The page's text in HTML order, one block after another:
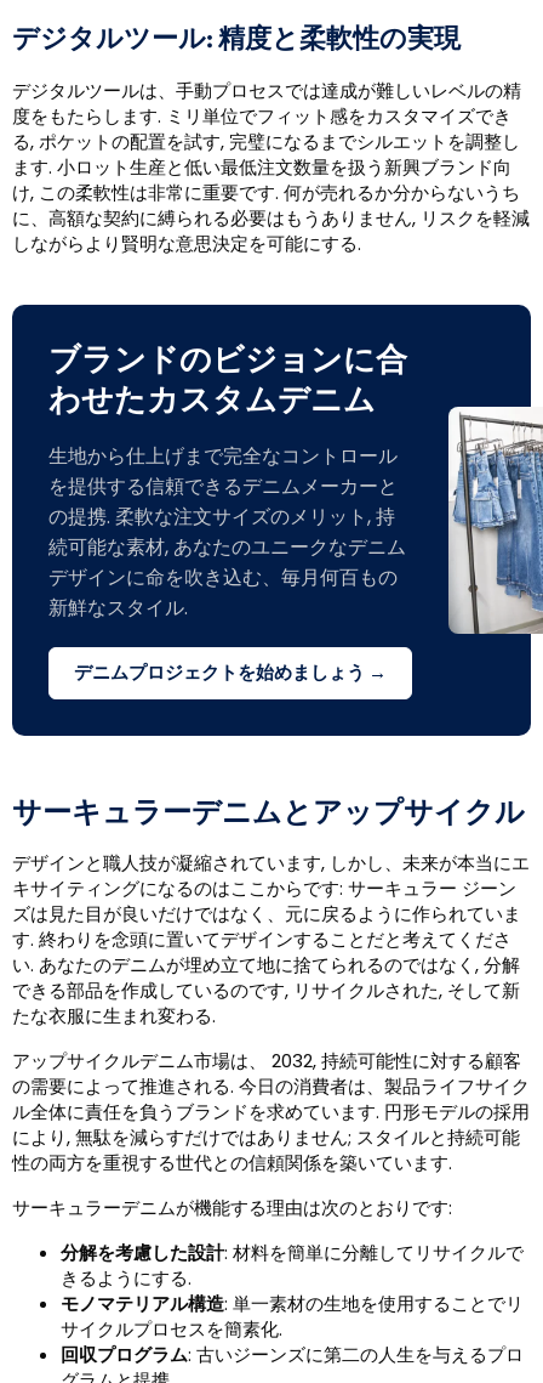
デジタルツール: 精度と柔軟性の実現
デジタルツールは、手動プロセスでは達成が難しいレベルの精
度をもたらします. ミリ単位でフィット感をカスタマイズでき
る, ポケットの配置を試す, 完璧になるまでシルエットを調整し
ます. 小ロット生産と低い最低注文数量を扱う新興ブランド向
け, この柔軟性は非常に重要です. 何が売れるか分からないうち
に、高額な契約に縛られる必要はもうありません, リスクを軽減
しながらより賢明な意思決定を可能にする.
ブランドのビジョンに合
わせたカスタムデニム
生地から仕上げまで完全なコントロール
を提供する信頼できるデニムメーカーと
の提携. 柔軟な注文サイズのメリット, 持
続可能な素材, あなたのユニークなデニム
デザインに命を吹き込む、毎月何百もの
新鮮なスタイル.
デニムプロジェクトを始めましょう →
サーキュラーデニムとアップサイクル
デザインと職人技が凝縮されています, しかし、未来が本当にエ
キサイティングになるのはここからです: サーキュラー ジーン
ズは見た目が良いだけではなく、元に戻るように作られていま
す. 終わりを念頭に置いてデザインすることだと考えてくださ
い. あなたのデニムが埋め立て地に捨てられるのではなく, 分解
できる部品を作成しているのです, リサイクルされた, そして新
たな衣服に生まれ変わる.
アップサイクルデニム市場は、 2032, 持続可能性に対する顧客
の需要によって推進される. 今日の消費者は、製品ライフサイク
ル全体に責任を負うブランドを求めています. 円形モデルの採用
により, 無駄を減らすだけではありません; スタイルと持続可能
性の両方を重視する世代との信頼関係を築いています.
サーキュラーデニムが機能する理由は次のとおりです:
分解を考慮した設計: 材料を簡単に分離してリサイクルで
きるようにする.
モノマテリアル構造: 単一素材の生地を使用することでリ
サイクルプロセスを簡素化.
回収プログラム: 古いジーンズに第二の人生を与えるプロ